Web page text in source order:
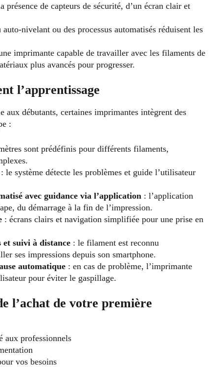
présence de capteurs de sécurité, d’un écran clair et
nivelant ou des processus automatisés réduisent les
imprimante capable de travailler avec les filaments de
plus avancés pour progresser.
l’apprentissage
aux débutants, certaines imprimantes intègrent des
:
sont prédéfinis pour différents filaments,
: le système détecte les problèmes et guide l’utilisateur
avec guidance via l’application : l’application
du démarrage à la fin de l’impression.
: écrans clairs et navigation simplifiée pour une prise en
et suivi à distance : le filament est reconnu
ses impressions depuis son smartphone.
automatique : en cas de problème, l’imprimante
pour éviter le gaspillage.
l’achat de votre première
aux professionnels
vos besoins